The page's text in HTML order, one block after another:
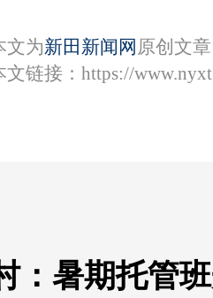
文为新田新闻网 原创文
文链接： https://
：暑期托管